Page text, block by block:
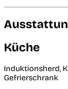
Küche
Induktionsherd,
Gefrierschrank